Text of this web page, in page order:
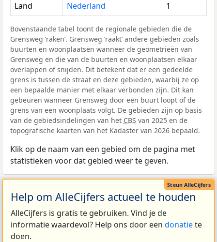
Land Nederland 1
Bovenstaande tabel toont de regionale gebieden die de
Grensweg ‘raken’. Grensweg ‘raakt’ andere gebieden zoals
buurten en woonplaatsen wanneer de geometrieën van
Grensweg en die van de buurten en woonplaatsen elkaar
overlappen of snijden. Dit betekent dat er een gedeelde
grens is tussen de straat en deze gebieden, waarbij ze op
een bepaalde manier met elkaar verbonden zijn. Dit kan
gebeuren wanneer Grensweg door een buurt loopt of de
grens van een woonplaats volgt. De gebieden zijn op basis
van de gebiedsindelingen van het CBS van 2025 en de
topografische kaarten van het Kadaster van 2026 bepaald.
Klik op de naam van een gebied om de pagina met
statistieken voor dat gebied weer te geven.
Help om AlleCijfers actueel te houden
AlleCijfers is gratis te gebruiken. Vind je de
informatie waardevol? Help ons door een donatiete
doen.